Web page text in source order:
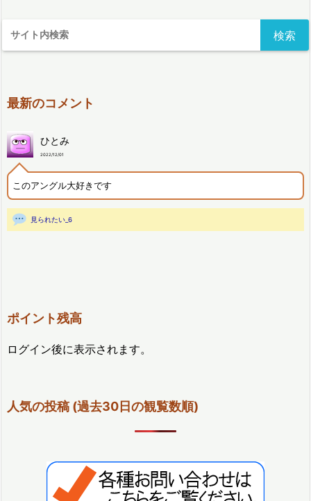
最新のコメント
ひとみ
2022/12/01
このアングル大好きです
見られたい_6
ポイント残高
ログイン後に表示されます。
人気の投稿 (過去30日の観覧数順)